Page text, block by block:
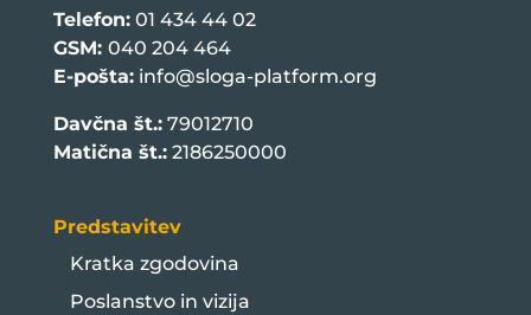
Telefon:01 434 44 02
GSM: 040 204 464
E-pošta: info@sloga-platform.org
Davčna št.:79012710
Matična št.:2186250000
Predstavitev
Kratka zgodovina
Poslanstvo in vizija